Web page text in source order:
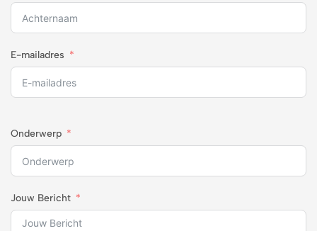
E-mailadres
Onderwerp
Jouw Bericht